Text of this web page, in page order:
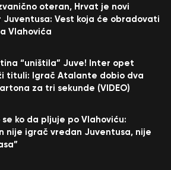
oteran, Hrvat je novi
Juventusa: Vest koja će obradovati
Vlahovića
“uništila” Juve! Inter opet
tituli: Igrač Atalante dobio dva
za tri sekunde (VIDEO)
se ko da pljuje po Vlahoviću:
nije igrač vredan Juventusa, nije